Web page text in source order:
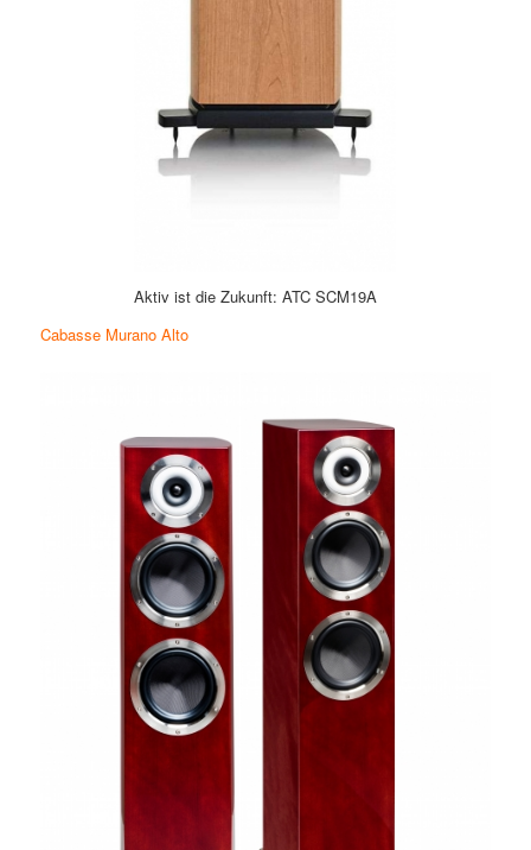
Aktiv ist die Zukunft: ATC SCM19A
Cabasse Murano Alto